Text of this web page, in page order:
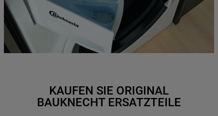
KAUFEN SIE ORIGINAL
BAUKNECHT ERSATZTEILE